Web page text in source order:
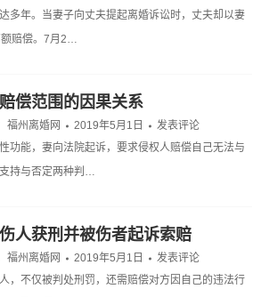
多年。当妻子向丈夫提起离婚诉讼时，丈夫却以妻
额赔偿。7月2…
偿范围的因果关系
福州离婚网 2019年5月1日
发表评论
能，妻向法院起诉，要求侵权人赔偿自己无法与
持与否定两种判…
人获刑并被伤者起诉索赔
福州离婚网 2019年5月1日
发表评论
，不仅被判处刑罚，还需赔偿对方因自己的违法行